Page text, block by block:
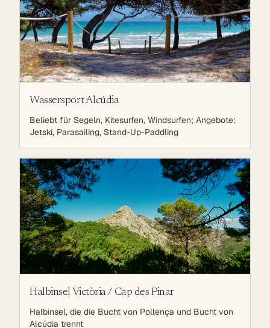
Wassersport Alcúdia
Beliebt für Segeln, Kitesurfen, Windsurfen; Angebote:
Jetski, Parasailing, Stand-Up-Paddling
Halbinsel Victòria / Cap des Pinar
Halbinsel, die die Bucht von Pollença und Bucht von
Alcúdia trennt